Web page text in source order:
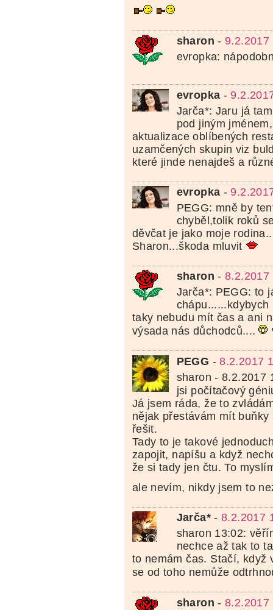
sharon - 9.2.2017
evropka:
evropka -
Jarča*: Jaru já
pod jiným
aktualizace oblíbených
uzamčených skupin viz
které jinde nenajdeš a
evropka -
PEGG: mně by
chyběl,tolik roků
děvčat je jako moje
Sharon...škoda mluvit
sharon -8.2.2017
Jarča*: PEGG: to
taky nebudu mít čas a ani
výsada nás důchodců....
PEGG -8.2.2017
sharon - 8.2.2017
jsi počítačový
Já jsem ráda, že to
nějak přestávám mít
řešit.
Tady to je takové
zapojit, napíšu a když
že si tady jen čtu. To
ale nevím, nikdy jsem to
Jarča*-8.2.2017
sharon 13:02:
nechce až tak to
to nemám čas. Stačí, když
se od toho nemůže
sharon -8.2.2017